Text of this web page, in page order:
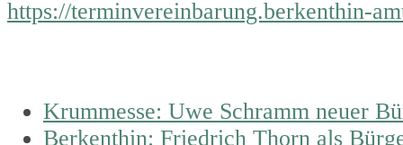
https://terminvereinbarung.berkenthin-
previous
post:
Krummesse: Uwe Schramm neuer
next
Berkenthin: Friedrich Thorn als